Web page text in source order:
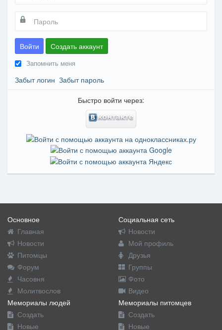
Войти Создать аккаунт
Запомнить меня
Забыт логин Забыт пароль
Быстро войти через:
Основное
Главная
Новости
Питомцы
Форум
Часовня
Молитвослов
Социальная сеть
Новости
Мой профиль
Друзья
Группы
Фото
Видео
Мемориалы людей
Создать
Новые
Мемориалы питомцев
Создать
Новые